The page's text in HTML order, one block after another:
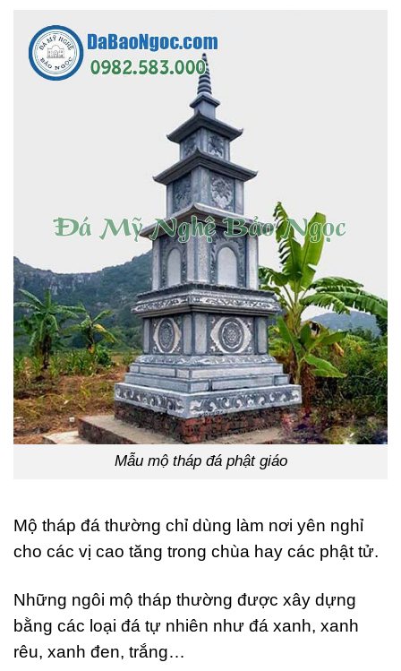
Mẫu mộ tháp đá phật giáo
Mộ tháp đá thường chỉ dùng làm nơi yên nghỉ
cho các vị cao tăng trong chùa hay các phật tử.
Những ngôi mộ tháp thường được xây dựng
bằng các loại đá tự nhiên như đá xanh, xanh
rêu, xanh đen, trắng…